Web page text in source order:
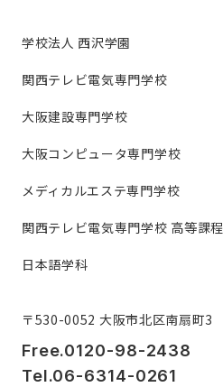
学校法人 西沢学園
関西テレビ電気専門学校
大阪建設専門学校
大阪コンピュータ専門学校
メディカルエステ専門学校
関西テレビ電気専門学校 高等課程
日本語学科
〒530-0052 大阪市北区南扇町3
Free.0120-98-2438
Tel.06-6314-0261